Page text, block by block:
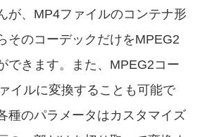
が、MP4ファイルのコンテナ形
そのコーデックだけをMPEG2
できます。また、MPEG2コー
イルに変換することも可能で
種のパラメータはカスタマイズ